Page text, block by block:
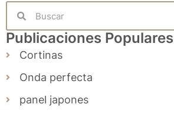
Search
Publicaciones Populares
Cortinas
Onda perfecta
panel japones